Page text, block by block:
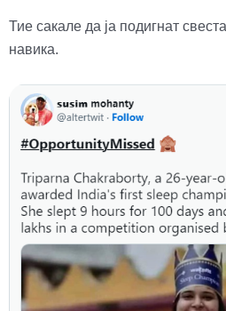
Тие сакале да ја подигнат
навика.